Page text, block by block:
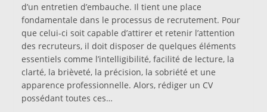
d’un entretien d’embauche. Il tient une place
fondamentale dans le processus de recrutement. Pour
que celui-ci soit capable d’attirer et retenir l’attention
des recruteurs, il doit disposer de quelques éléments
essentiels comme l’intelligibilité, facilité de lecture, la
clarté, la brièveté, la précision, la sobriété et une
apparence professionnelle. Alors, rédiger un CV
possédant toutes ces…